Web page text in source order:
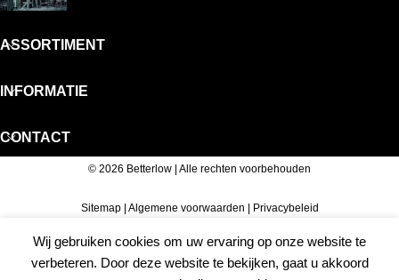
ASSORTIMENT
INFORMATIE
CONTACT
© 2026 Betterlow | Alle rechten voorbehouden
Sitemap| Algemene voorwaarden Privacybeleid
Winkelwagen
Mijn account
Wij gebruiken cookies om uw ervaring op onze website te
verbeteren. Door deze website te bekijken, gaat u akkoord